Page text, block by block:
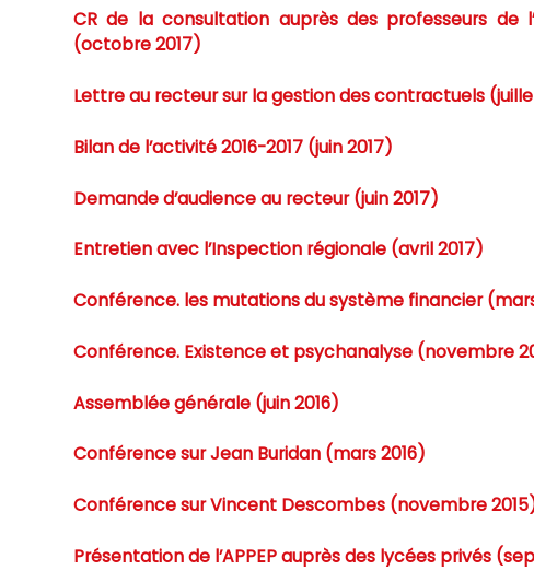
CR de la consultation auprès des professeurs de
(octobre 2017)
Lettre au recteur sur la gestion des contractuels
Bilan de l’activité 2016-2017 (juin 2017)
Demande d’audience au recteur (juin 2017)
Entretien avec l’Inspection régionale (avril 2017)
Conférence. les mutations du système financier
Conférence. Existence et psychanalyse (novembre
Assemblée générale (juin 2016)
Conférence sur Jean Buridan (mars 2016)
Conférence sur Vincent Descombes (novembre
Présentation de l’APPEP auprès des lycées privés